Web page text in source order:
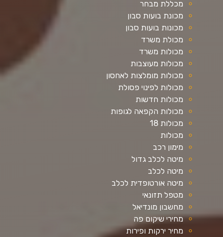
מכללת מבחר
מכונת בועות סבון
מכונות בועות סבון
מכולת משרד
מכולות משרד
מכולות מעוצבות
מכולות מומלצות לאחסון
מכולות לפינוי פסולת
מכולות חדשות
מכולות הקפאה לגופות
מכולות 18
מכולות
מימון רכב
מיטה לכלב גדול
מיטה לכלב
מיטה אורטופדית לכלב
מטפל תזונאי
מחשבון מונדיאל
מחירי שיקום פה
מחיר ירקות ופירות